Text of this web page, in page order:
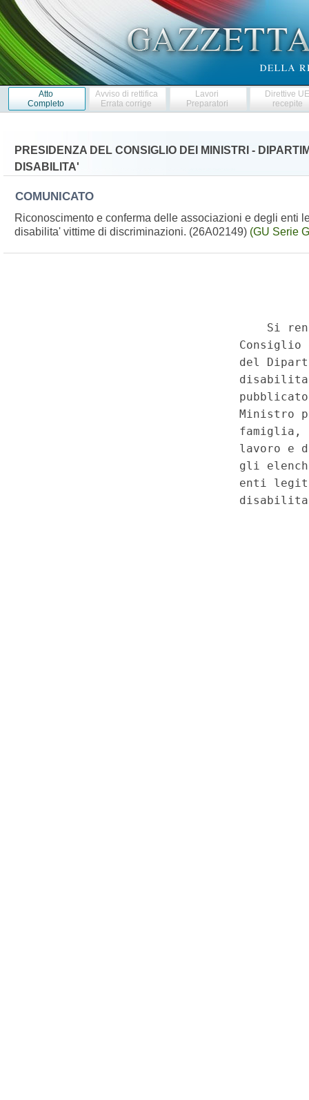
Atto
Completo
Avviso di rettifica
Errata corrige
Lavori
Preparatori
Direttive
recepite
PRESIDENZA DEL CONSIGLIO DEI MINISTRI -
DISABILITA'
COMUNICATO
Riconoscimento e conferma delle associazioni e degli enti
disabilita' vittime di discriminazioni. (26A02149) (GU Serie